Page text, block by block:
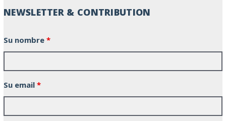
NEWSLETTER & CONTRIBUTION
Su nombre *
Su email *